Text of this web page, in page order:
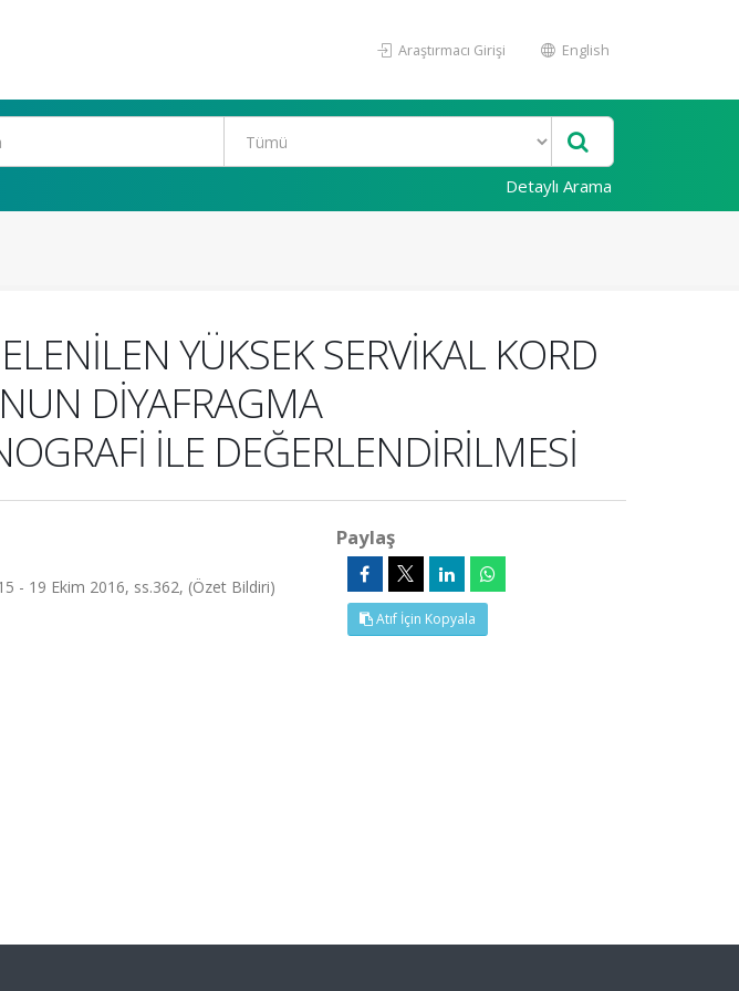
Araştırmacı Girişi English
Detaylı Arama
YÜKSEK SERVİKAL KORD
DİYAFRAGMA
İLE DEĞERLENDİRİLMESİ
- 19 Ekim 2016, ss.362, (Özet Bildiri)
Paylaş
Atıf İçin Kopyala